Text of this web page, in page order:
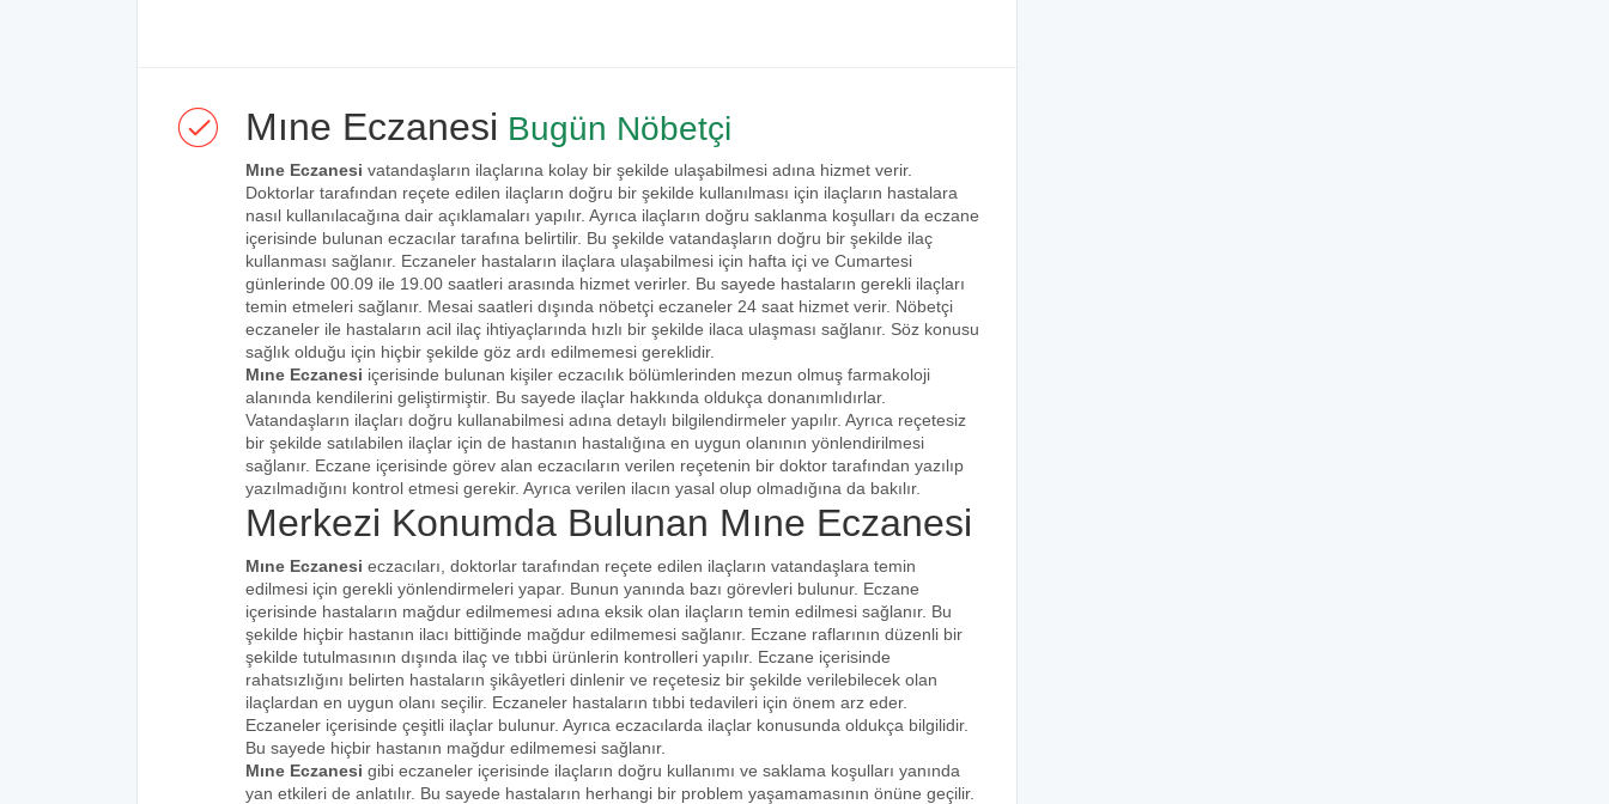
Mıne Eczanesi Bugün Nöbetçi
Mıne Eczanesi vatandaşların ilaçlarına kolay bir şekilde ulaşabilmesi adına hizmet verir.
Doktorlar tarafından reçete edilen ilaçların doğru bir şekilde kullanılması için ilaçların hastalara
nasıl kullanılacağına dair açıklamaları yapılır. Ayrıca ilaçların doğru saklanma koşulları da eczane
içerisinde bulunan eczacılar tarafına belirtilir. Bu şekilde vatandaşların doğru bir şekilde ilaç
kullanması sağlanır. Eczaneler hastaların ilaçlara ulaşabilmesi için hafta içi ve Cumartesi
günlerinde 00.09 ile 19.00 saatleri arasında hizmet verirler. Bu sayede hastaların gerekli ilaçları
temin etmeleri sağlanır. Mesai saatleri dışında nöbetçi eczaneler 24 saat hizmet verir. Nöbetçi
eczaneler ile hastaların acil ilaç ihtiyaçlarında hızlı bir şekilde ilaca ulaşması sağlanır. Söz konusu
sağlık olduğu için hiçbir şekilde göz ardı edilmemesi gereklidir.
Mıne Eczanesi içerisinde bulunan kişiler eczacılık bölümlerinden mezun olmuş farmakoloji
alanında kendilerini geliştirmiştir. Bu sayede ilaçlar hakkında oldukça donanımlıdırlar.
Vatandaşların ilaçları doğru kullanabilmesi adına detaylı bilgilendirmeler yapılır. Ayrıca reçetesiz
bir şekilde satılabilen ilaçlar için de hastanın hastalığına en uygun olanının yönlendirilmesi
sağlanır. Eczane içerisinde görev alan eczacıların verilen reçetenin bir doktor tarafından yazılıp
yazılmadığını kontrol etmesi gerekir. Ayrıca verilen ilacın yasal olup olmadığına da bakılır.
Merkezi Konumda Bulunan Mıne Eczanesi
Mıne Eczanesi eczacıları, doktorlar tarafından reçete edilen ilaçların vatandaşlara temin
edilmesi için gerekli yönlendirmeleri yapar. Bunun yanında bazı görevleri bulunur. Eczane
içerisinde hastaların mağdur edilmemesi adına eksik olan ilaçların temin edilmesi sağlanır. Bu
şekilde hiçbir hastanın ilacı bittiğinde mağdur edilmemesi sağlanır. Eczane raflarının düzenli bir
şekilde tutulmasının dışında ilaç ve tıbbi ürünlerin kontrolleri yapılır. Eczane içerisinde
rahatsızlığını belirten hastaların şikâyetleri dinlenir ve reçetesiz bir şekilde verilebilecek olan
ilaçlardan en uygun olanı seçilir. Eczaneler hastaların tıbbi tedavileri için önem arz eder.
Eczaneler içerisinde çeşitli ilaçlar bulunur. Ayrıca eczacılarda ilaçlar konusunda oldukça bilgilidir.
Bu sayede hiçbir hastanın mağdur edilmemesi sağlanır.
Mıne Eczanesi gibi eczaneler içerisinde ilaçların doğru kullanımı ve saklama koşulları yanında
yan etkileri de anlatılır. Bu sayede hastaların herhangi bir problem yaşamamasının önüne geçilir.